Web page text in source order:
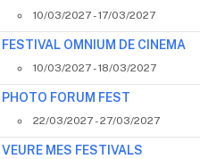
10/03/2027 - 17/03/2027
FESTIVAL OMNIUM DE CINEMA
10/03/2027 - 18/03/2027
PHOTO FORUM FEST
22/03/2027 - 27/03/2027
VEURE MES FESTIVALS